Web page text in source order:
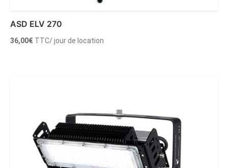
ASD ELV 270
36,00€ TTC/ jour de location